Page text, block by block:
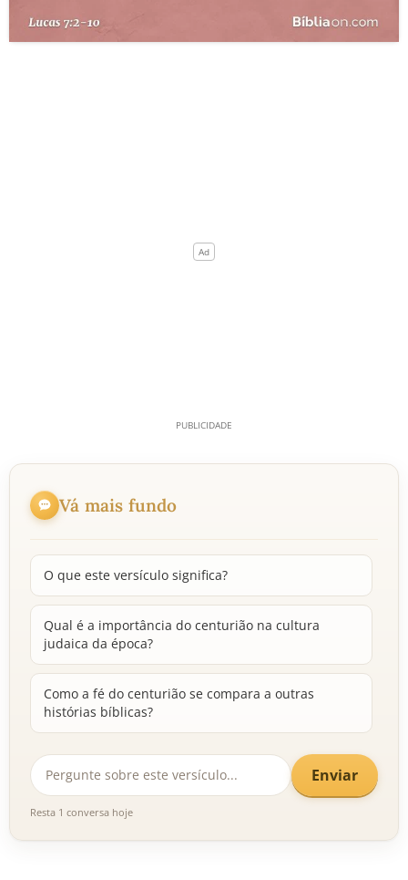
Vá mais fundo
O que este versículo significa?
Qual é a importância do centurião na cultura
judaica da época?
Como a fé do centurião se compara a outras
histórias bíblicas?
Enviar
Resta 1 conversa hoje